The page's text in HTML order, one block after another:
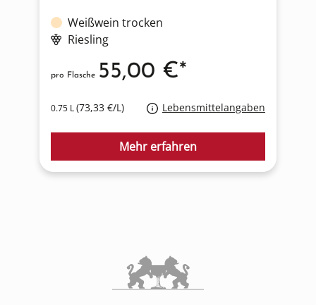
Weißwein trocken
Riesling
0.75 L(73,33 €/L) Lebensmittelangaben
pro Flasche 55,00 €*
Mehr erfahren